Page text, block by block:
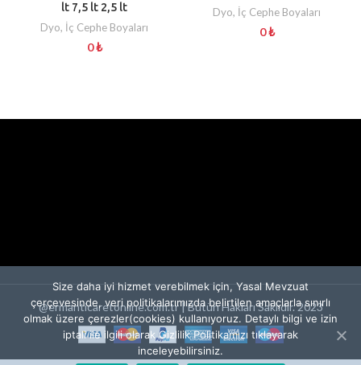
lt 7,5 lt 2,5 lt
Dyo, İç Cephe Boyaları
0₺
Dyo, İç Cephe Boyaları
0₺
@ermanticaretonline.com.tr | Bütün Hakları Saklıdır. 2023
Size daha iyi hizmet verebilmek için, Yasal Mevzuat
çerçevesinde, veri politikalarımızda belirtilen amaçlarla sınırlı
olmak üzere çerezler(cookies) kullanıyoruz. Detaylı bilgi ve izin
iptali ile ilgili olarak Gizlilik Politikamızı tıklayarak
inceleyebilirsiniz.